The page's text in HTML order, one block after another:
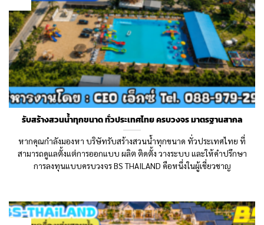
รับสร้างสวนน้ำทุกขนาด ทั่วประเทศไทย ครบวงจร มาตรฐานสากล
หากคุณกำลังมองหา บริษัทรับสร้างสวนน้ำทุกขนาด ทั่วประเทศไทย ที่
สามารถดูแลตั้งแต่การออกแบบ ผลิต ติดตั้ง วางระบบ และให้คำปรึกษา
การลงทุนแบบครบวงจร BS THAILAND คือหนึ่งในผู้เชี่ยวชาญ